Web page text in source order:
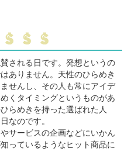
される日です。発想というの
ありません。天性のひらめき
せんし、その人も常にアイデ
くタイミングというものがあ
らめきを持った選ばれた人
なのです。
サービスの企画などにいかん
っているようなヒット商品に